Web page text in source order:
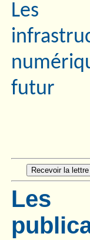
Les
futur
Les